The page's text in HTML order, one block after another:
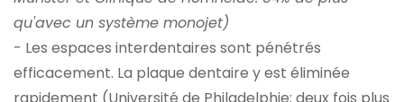
qu'avec un système monojet)
- Les espaces interdentaires sont pénétrés
efficacement. La plaque dentaire y est éliminée
rapidement (Université de Philadelphie: deux fois plus